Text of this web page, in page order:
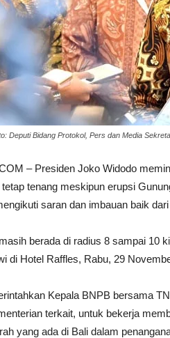
Deputi Bidang Protokol, Pers dan Media
– Presiden Joko Widodo
tenang meskipun erupsi
saran dan imbauan baik
berada di radius 8 sampai 10
di Hotel Raffles, Rabu, 29
Kepala BNPB bersama
terkait, untuk bekerja
yang ada di Bali dalam